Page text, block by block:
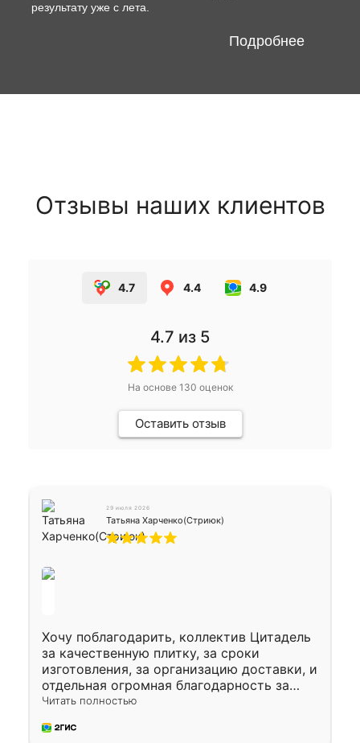
результату уже с лета.
Подробнее
Отзывы наших клиентов
4.7 4.4 4.9
4.7 из 5
На основе 130 оценок
Оставить отзыв
29 июля 2026
Татьяна Харченко(Стриюк)
Хочу поблагодарить, коллектив Цитадель
за качественную плитку, за сроки
изготовления, за организацию доставки, и
отдельная огромная благодарность за
укладку плитки Оганесу, за два дня 70 кв,
Читать полностью